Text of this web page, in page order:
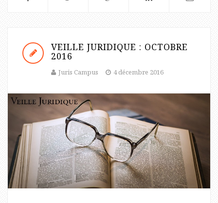
VEILLE JURIDIQUE : OCTOBRE
2016
Juris Campus 4 décembre 2016